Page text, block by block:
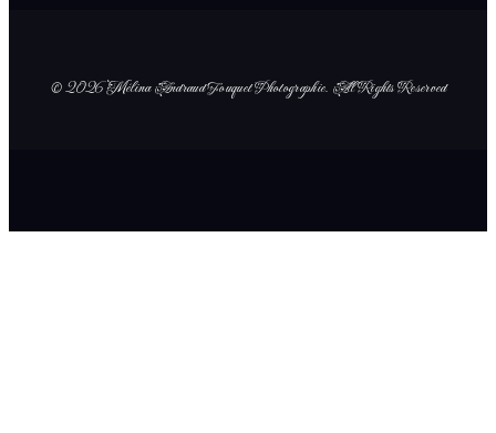
© 2026 Mélina Andraud Fouquet Photographie. All Rights Reserved